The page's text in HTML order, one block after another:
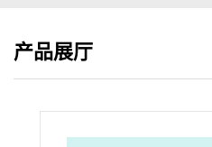
产品展厅